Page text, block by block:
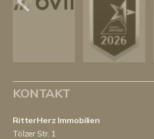
KONTAKT
RitterHerz Immobilien
Tölzer Str. 1